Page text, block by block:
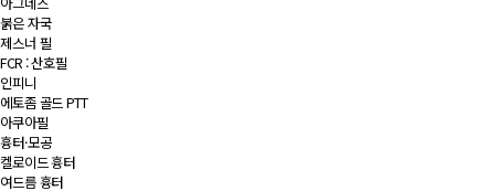
붉은 자국
제스너 필
FCR : 산호필
인피니
에토좀 골드 PTT
아쿠아필
흉터·모공
켈로이드 흉터
여드름 흉터